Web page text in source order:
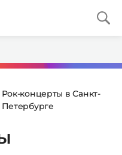
Рок-концерты в Санкт-
Петербурге